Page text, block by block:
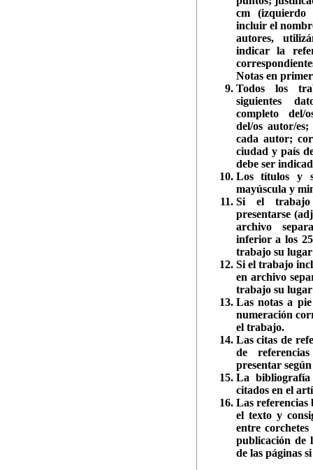
cm
incluir el
autores,
indicar la
Notas en
Todos los
siguientes
completo del/
del/os autor/
cada autor;
ciudad y país
debe ser
Los títulos y
mayúscula y
Si el trabajo
presentarse
archivo
inferior a los
trabajo su
Si el trabajo
en archivo
trabajo su
Las notas a
numeración
el trabajo.
Las citas de
de
presentar
La
citados en el
Las referencias
el texto y
entre
publicación de
de las páginas